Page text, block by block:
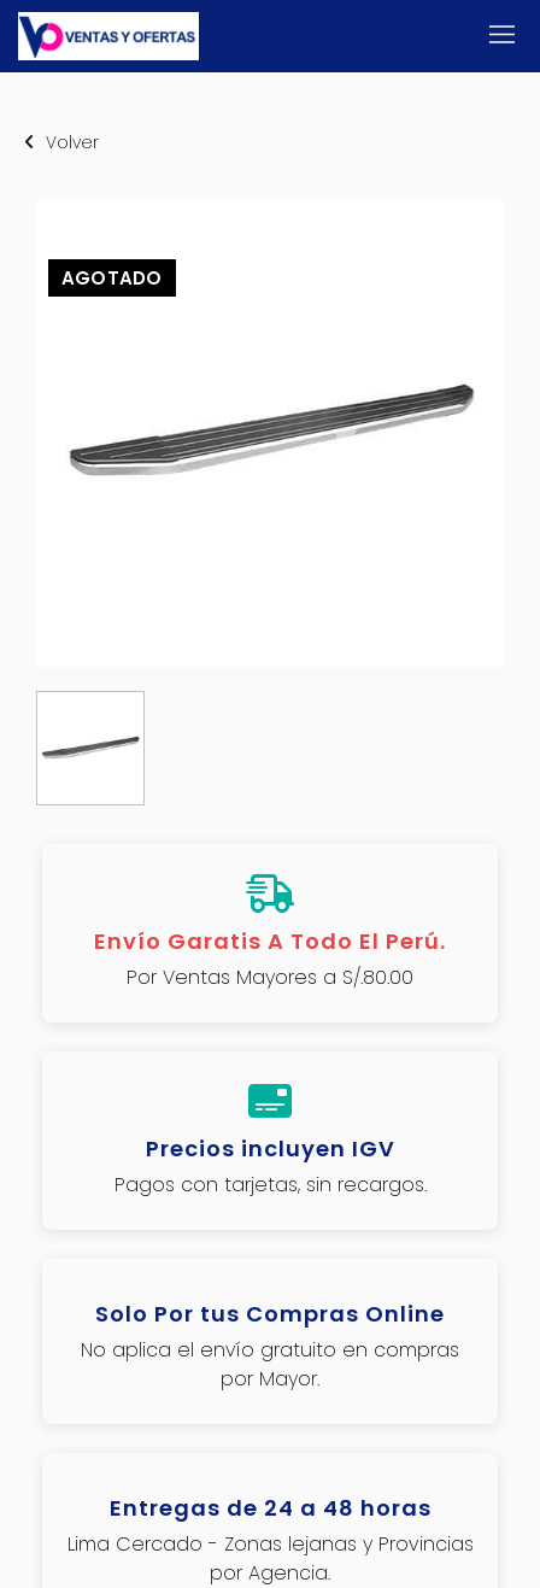
Volver
AGOTADO
Envío Garatis A Todo El Perú.
Por Ventas Mayores a S/.80.00
Precios incluyen IGV
Pagos con tarjetas, sin recargos.
Solo Por tus Compras Online
No aplica el envío gratuito en compras
por Mayor.
Entregas de 24 a 48 horas
Lima Cercado - Zonas lejanas y Provincias
por Agencia.